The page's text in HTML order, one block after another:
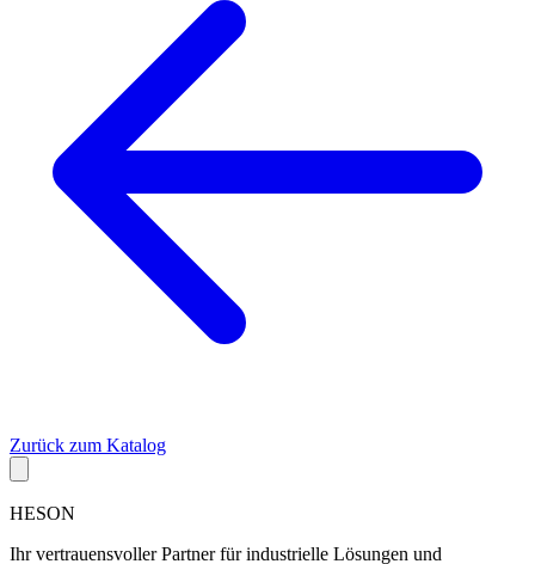
Zurück zum Katalog
HESON
Ihr vertrauensvoller Partner für industrielle Lösungen und